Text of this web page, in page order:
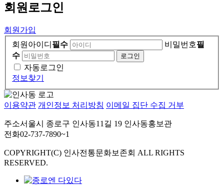
회원 로그인
회원가입
회원아이디 필수 비밀번호필
수
자동로그인
정보찾기
이용약관 개인정보 처리방침 이메일 집단 수집 거부
주소서울시 종로구 인사동11길 19 인사동홍보관
전화02-737-7890~1
COPYRIGHT(C) 인사전통문화보존회 ALL RIGHTS
RESERVED.